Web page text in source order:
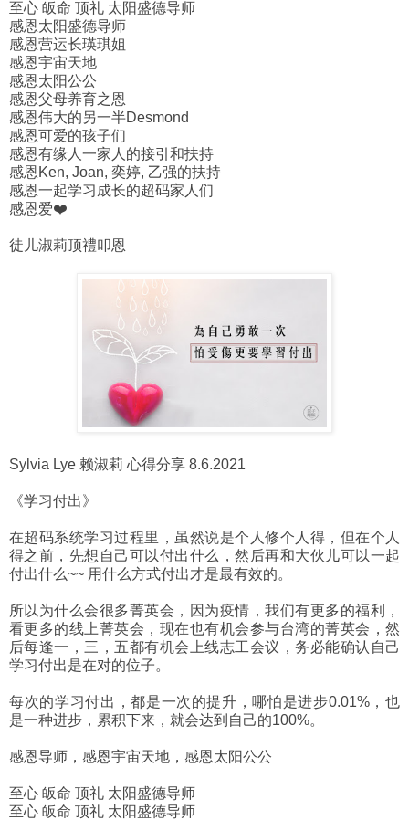
至心 皈命 顶礼 太阳盛德导师
感恩太阳盛德导师
感恩营运长瑛琪姐
感恩宇宙天地
感恩太阳公公
感恩父母养育之恩
感恩伟大的另一半Desmond
感恩可爱的孩子们
感恩有缘人一家人的接引和扶持
感恩Ken, Joan, 奕婷, 乙强的扶持
感恩一起学习成长的超码家人们
感恩爱❤️
徒儿淑莉顶禮叩恩
Sylvia Lye 赖淑莉 心得分享 8.6.2021
《学习付出》
在超码系统学习过程里，虽然说是个人修个人得，但在个人
得之前，先想自己可以付出什么，然后再和大伙儿可以一起
付出什么~~ 用什么方式付出才是最有效的。
所以为什么会很多菁英会，因为疫情，我们有更多的福利，
看更多的线上菁英会，现在也有机会参与台湾的菁英会，然
后每逢一，三，五都有机会上线志工会议，务必能确认自己
学习付出是在对的位子。
每次的学习付出，都是一次的提升，哪怕是进步0.01%，也
是一种进步，累积下来，就会达到自己的100%。
感恩导师，感恩宇宙天地，感恩太阳公公
至心 皈命 顶礼 太阳盛德导师
至心 皈命 顶礼 太阳盛德导师